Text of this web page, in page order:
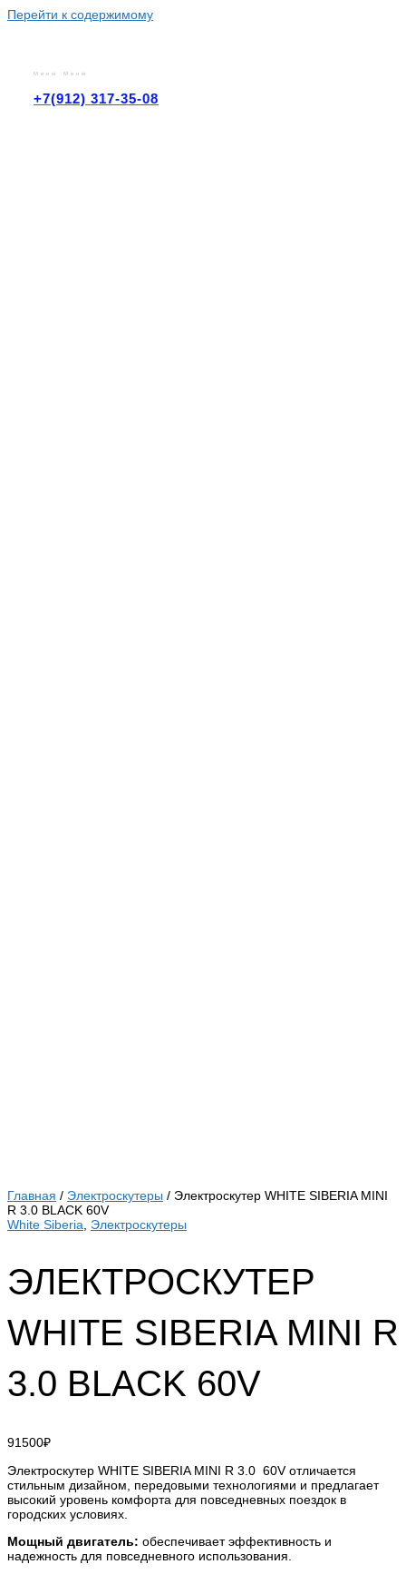
Перейти к содержимому
Меню Меню
+7(912) 317-35-08
Главная / Электроскутеры / Электроскутер WHITE SIBERIA MINI
R 3.0 BLACK 60V
White Siberia
Электроскутеры
ЭЛЕКТРОСКУТЕР
WHITE SIBERIA MINI R
3.0 BLACK 60V
91500₽
Электроскутер WHITE SIBERIA MINI R 3.0 60V отличается
стильным дизайном, передовыми технологиями и предлагает
высокий уровень комфорта для повседневных поездок в
городских условиях.
Мощный двигатель: обеспечивает эффективность и
надежность для повседневного использования.